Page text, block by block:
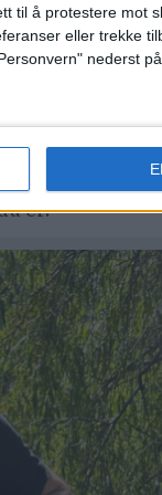
til å protestere mot
eller trekke
nederst på
Man sitter i
er ikke en
selv om
er.